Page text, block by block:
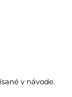
v návode.